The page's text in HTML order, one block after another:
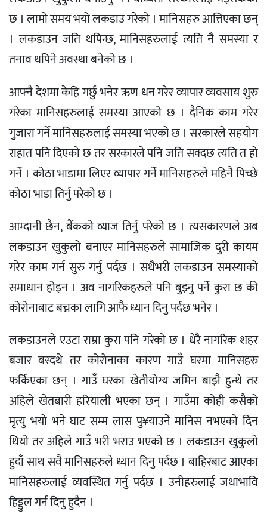
छ । लामो समय भयो लकडाउ गरेको । मानिसहरु आत्तिएका छन्
। लकडाउन जति थपिन्छ, मानिसहरुलाई त्यति नै समस्या र
तनाव थपिने अवस्था बनेको छ ।
आफ्नै देशमा केहि गर्छु भनेर ऋण धन गरेर व्यापार व्यवसाय शुरु
गरेका मानिसहरुलाई समस्या आएको छ । दैनिक काम गरेर
गुजारा गर्ने मानिसहरुलाई समस्या भएको छ । सरकारले सहयोग
राहात पनि दिएको छ तर सरकारले पनि जति सक्दछ त्यति त हो
गर्ने । कोठा भाडामा लिएर व्यापार गर्ने मानिसहरुले महिनै पिच्छे
कोठा भाडा तिर्नु परेको छ ।
आम्दानी छैन, बैंकको व्याज तिर्नु परेको छ । त्यसकारणले अब
लकडाउन खुकुलो बनाएर मानिसहरुले सामाजिक दुरी कायम
गरेर काम गर्न सुरु गर्नु पर्दछ । सधैभरी लकडाउन समस्याको
समाधान होइन । अव नागरिकहरुले पनि बुझ्नु पर्ने कुरा छ की
कोरोनाबाट बच्नका लागि आफै ध्यान दिनु पर्दछ भनेर ।
लकडाउनले एउटा राम्रा कुरा पनि गरेको छ । धेरै नागरिक शहर
बजार बस्दथे तर कोरोनाका कारण गाउँ घरमा मानिसहरु
फर्किएका छन् । गाउँ घरका खेतीयोग्य जमिन बाझै हुन्थे तर
अहिले खेतबारी हरियाली भएका छन् । गाउँमा कोही कसैको
मृत्यु भयो भने घाट सम्म लास पु¥याउने मानिस नभएको दिन
थियो तर अहिले गाउँ भरी भराउ भएको छ । लकडाउन खुकुलो
हुदाँ साथ सवै मानिसहरुले ध्यान दिनु पर्दछ । बाहिरबाट आएका
मानिसहरुलाई व्यवस्थित गर्नु पर्दछ । उनीहरुलाई जथाभावि
हिड्डुल गर्न दिनु हुदैन ।